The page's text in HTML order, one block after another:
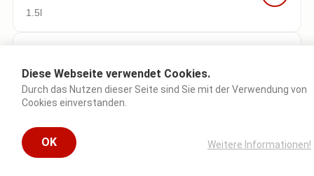
1.5l
32,00 €
Autochthone Sorte, feiner Duft, voll, weich, rubinrot
Radler 0,5l
3,50 €
Diese Webseite verwendet Cookies.
Durch das Nutzen dieser Seite sind Sie mit der Verwendung von
Cookies einverstanden.
OK Weitere Informationen!